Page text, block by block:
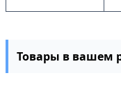
Товары в вашем